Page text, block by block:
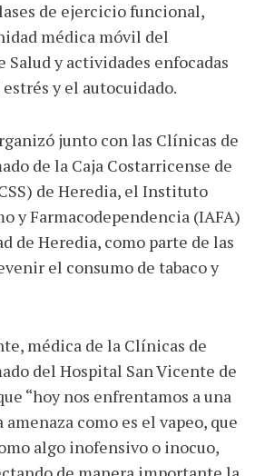
de ejercicio funcional,
médica móvil del
Salud y actividades enfocadas
y el autocuidado.
junto con las Clínicas de
de la Caja Costarricense de
de Heredia, el Instituto
y Farmacodependencia (IAFA)
de Heredia, como parte de las
el consumo de tabaco y
médica de la Clínicas de
del Hospital San Vicente de
“hoy nos enfrentamos a una
amenaza como es el vapeo, que
algo inofensivo o inocuo,